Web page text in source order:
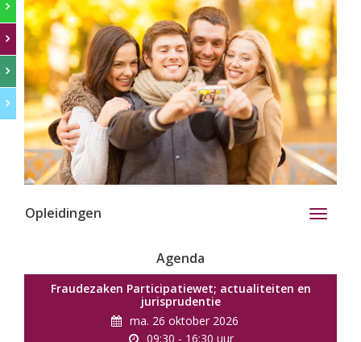
Toggle
Opleidingen
Agenda
Fraudezaken Participatiewet; actualiteiten en
jurisprudentie
ma. 26 oktober 2026
09:30 - 16:30 uur